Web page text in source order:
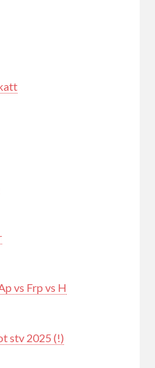
vs Frp vs H
stv 2025 (!)